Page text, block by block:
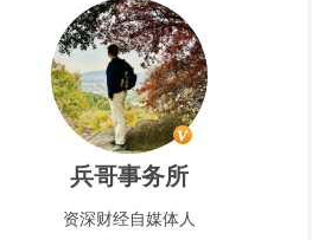
兵哥事务所
资深财经自媒体人